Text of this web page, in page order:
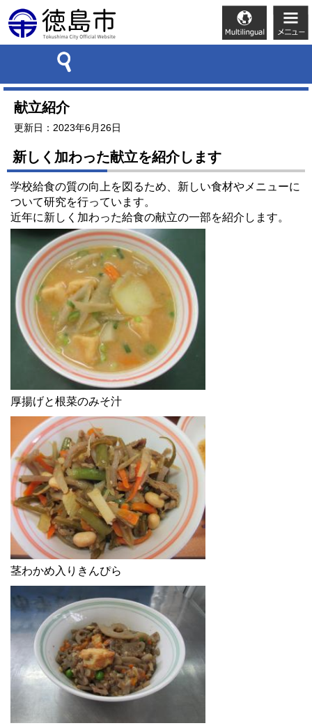
献立紹介
更新日：2023年6月26日
新しく加わった献立を紹介します
学校給食の質の向上を図るため、新しい食材やメニューに
ついて研究を行っています。
近年に新しく加わった給食の献立の一部を紹介します。
厚揚げと根菜のみそ汁
茎わかめ入りきんぴら